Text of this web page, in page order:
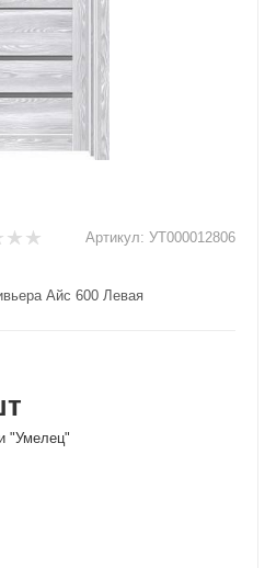
Артикул: УТ000012806
Айс 600 Левая
"Умелец"
только
банка